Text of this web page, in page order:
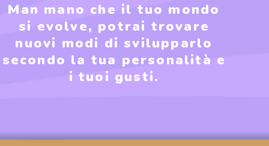
Man mano che il tuo mondo
si evolve, potrai trovare
nuovi modi di svilupparlo
secondo la tua personalità e
i tuoi gusti.